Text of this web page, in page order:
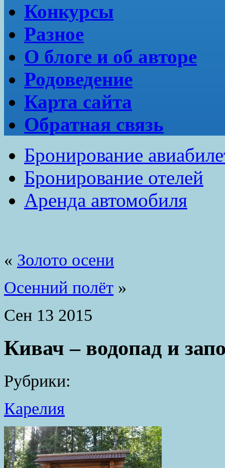
Конкурсы
Разное
О блоге и об авторе
Родоведение
Карта сайта
Обратная связь
Бронирование
Бронирование отелей
Аренда автомобиля
« Золото осени
Осенний полёт »
Сен 13 2015
Кивач – водопад и
Рубрики:
Карелия